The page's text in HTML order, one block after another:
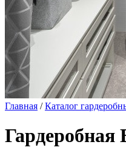
Главная /Каталог
Гардеробная